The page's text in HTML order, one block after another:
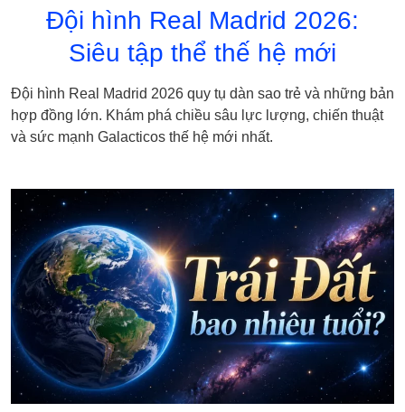
Đội hình Real Madrid 2026:
Siêu tập thể thế hệ mới
Đội hình Real Madrid 2026 quy tụ dàn sao trẻ và những bản
hợp đồng lớn. Khám phá chiều sâu lực lượng, chiến thuật
và sức mạnh Galacticos thế hệ mới nhất.